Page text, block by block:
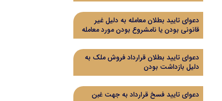
دعوای تایید بطلان معامله به دلیل غیر
قانونی بودن یا نامشروع بودن مورد معامله
دعوای تایید بطلان قرارداد فروش ملک به
دلیل بازداشت بودن
دعوای تایید فسخ قرارداد به جهت غبن